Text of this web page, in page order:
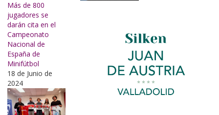
Más de 800
jugadores se
darán cita en el
Campeonato
Nacional de
España de
Minifútbol
18 de Junio de
2024